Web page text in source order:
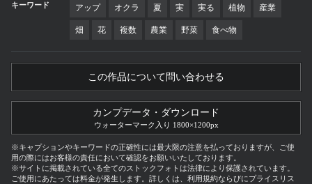
キーワード アップ オクラ 夏 実 実る 植物 産業
畑 花 複数 農業 野菜 食べ物
この作品について問い合わせる
カンプデータ・ダウンロード
ウォーターマーク入り 1800×1200px
※キャプションやキーワードの正確性には最大限の注意を払っておりますが、ご使
用の際にはお客様の責任において確認をお願いいたしております。
※サイトに掲載されている全てのストックフォトは法律により保護されています。
ご使用にあたっては料金が発生します。詳しくは、利用規約ならびにプライスリス